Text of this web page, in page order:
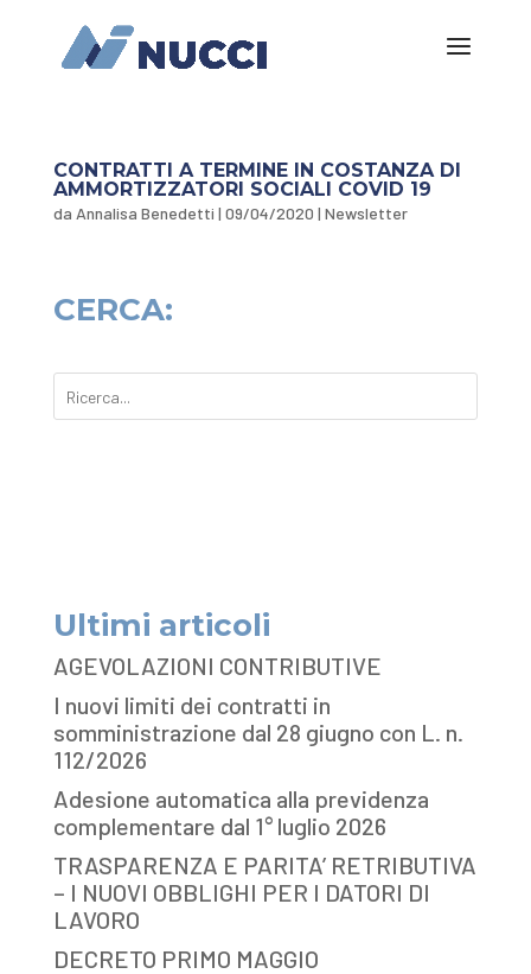
CONTRATTI A TERMINE IN COSTANZA DI
AMMORTIZZATORI SOCIALI COVID 19
da Annalisa Benedetti | 09/04/2020 | Newsletter
CERCA:
Ultimi articoli
AGEVOLAZIONI CONTRIBUTIVE
I nuovi limiti dei contratti in
somministrazione dal 28 giugno con L. n.
112/2026
Adesione automatica alla previdenza
complementare dal 1° luglio 2026
TRASPARENZA E PARITA’ RETRIBUTIVA
– I NUOVI OBBLIGHI PER I DATORI DI
LAVORO
DECRETO PRIMO MAGGIO